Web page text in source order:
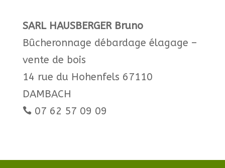
SARL HAUSBERGER Bruno
Bûcheronnage débardage élagage –
vente de bois
14 rue du Hohenfels 67110
DAMBACH
07 62 57 09 09